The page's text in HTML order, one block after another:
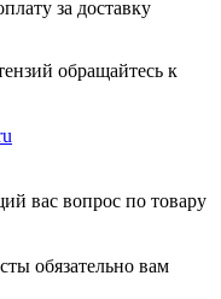
за доставку
обращайтесь к
вас вопрос по товару
обязательно вам